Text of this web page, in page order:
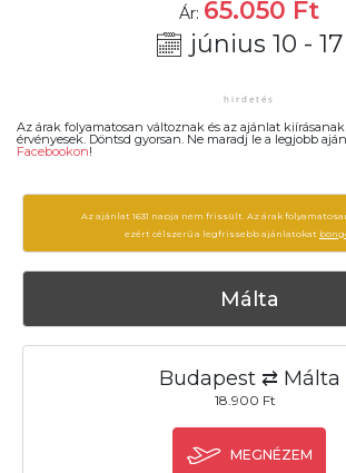
Ár: 65.050 Ft
június 10 - 17
Az árak folyamatosan változnak és az ajánlat
érvényesek. Döntsd gyorsan. Ne maradj le a legjobb
Facebookon!
Az ajánlat 1631 napja nem frissült. Az árak
ezért célszerű a legfrissebb ajánlatokat
Málta
Budapest ⇄ Málta
18.900 Ft
MEGNÉZEM